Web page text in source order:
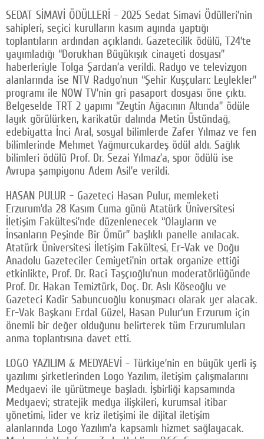
SEDAT SİMAVİ ÖDÜLLERİ - 2025 Sedat Simavi Ödülleri’nin
sahipleri, seçici kurulların kasım ayında yaptığı
toplantıların ardından açıklandı. Gazetecilik ödülü, T24’te
yayımladığı “Dorukhan Büyükışık cinayeti dosyası”
haberleriyle Tolga Şardan’a verildi. Radyo ve televizyon
alanlarında ise NTV Radyo’nun “Şehir Kuşçuları: Leylekler”
programı ile NOW TV’nin gri pasaport dosyası öne çıktı.
Belgeselde TRT 2 yapımı “Zeytin Ağacının Altında” ödüle
layık görülürken, karikatür dalında Metin Üstündağ,
edebiyatta İnci Aral, sosyal bilimlerde Zafer Yılmaz ve fen
bilimlerinde Mehmet Yağmurcukardeş ödül aldı. Sağlık
bilimleri ödülü Prof. Dr. Sezai Yılmaz’a, spor ödülü ise
Avrupa şampiyonu Adem Asil’e verildi.
HASAN PULUR - Gazeteci Hasan Pulur, memleketi
Erzurum’da 28 Kasım Cuma günü Atatürk Üniversitesi
İletişim Fakültesi’nde düzenlenecek “Olayların ve
İnsanların Peşinde Bir Ömür” başlıklı panelle anılacak.
Atatürk Üniversitesi İletişim Fakültesi, Er-Vak ve Doğu
Anadolu Gazeteciler Cemiyeti’nin ortak organize ettiği
etkinlikte, Prof. Dr. Raci Taşçıoğlu’nun moderatörlüğünde
Prof. Dr. Hakan Temiztürk, Doç. Dr. Aslı Köseoğlu ve
Gazeteci Kadir Sabuncuoğlu konuşmacı olarak yer alacak.
Er-Vak Başkanı Erdal Güzel, Hasan Pulur’un Erzurum için
önemli bir değer olduğunu belirterek tüm Erzurumluları
anma toplantısına davet etti.
LOGO YAZILIM & MEDYAEVİ - Türkiye’nin en büyük yerli iş
yazılımı şirketlerinden Logo Yazılım, iletişim çalışmalarını
Medyaevi ile yürütmeye başladı. İşbirliği kapsamında
Medyaevi; stratejik medya ilişkileri, kurumsal itibar
yönetimi, lider ve kriz iletişimi ile dijital iletişim
alanlarında Logo Yazılım’a kapsamlı hizmet sağlayacak.